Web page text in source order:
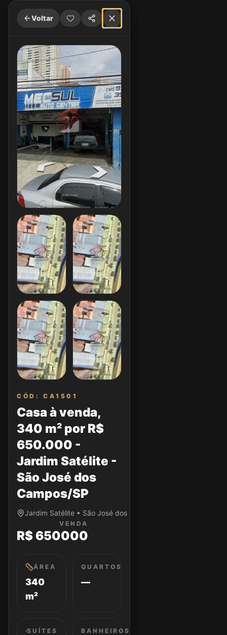
Voltar
CÓD: CA1501
Casa à venda,
340 m² por R$
650.000 -
Jardim Satélite -
São José dos
Campos/SP
Jardim Satélite • São José dos Campos/SP
VENDA
R$ 650000
ÁREA
340
m²
QUARTOS
—
SUÍTES BANHEIROS